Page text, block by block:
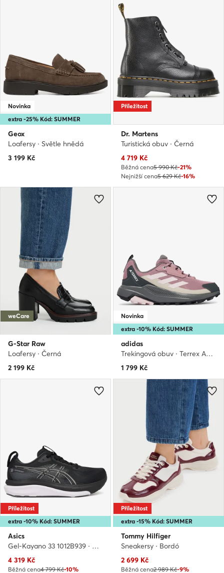
extra -25% Kód: SUMMER
Novinka
Geox
Loafersy · Světle hnědá
3 199 Kč
Příležitost
Dr. Martens
Turistická obuv · Černá
Aktuální cena
4 719 Kč
Běžná cena5 990 Kč-21%
Nejnižší cena5 629 Kč-16%
weCare
G-Star Raw
Loafersy · Černá
2 199 Kč
extra -10% Kód: SUMMER
Novinka
adidas
Trekingová obuv · Terrex Anylander Hiking Shoes KJ0869 · Fialová
1 799 Kč
extra -10% Kód: SUMMER
Příležitost
Asics
Gel-Kayano 33 1012B939 · Běžecké boty
Aktuální cena
4 319 Kč
Běžná cena4 799 Kč-10%
extra -15% Kód: SUMMER
Příležitost
Tommy Hilfiger
Sneakersy · Bordó
Aktuální cena
2 699 Kč
Běžná cena2 989 Kč-9%